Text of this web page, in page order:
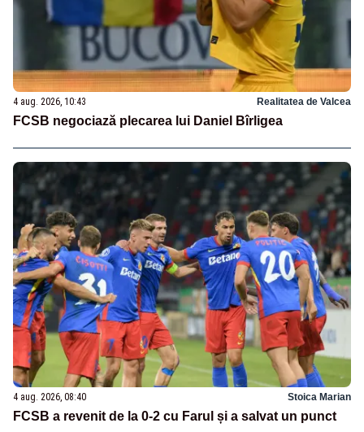
4 aug. 2026, 10:43 Realitatea de Valcea
FCSB negociază plecarea lui Daniel Bîrligea
4 aug. 2026, 08:40 Stoica Marian
FCSB a revenit de la 0-2 cu Farul și a salvat un punct